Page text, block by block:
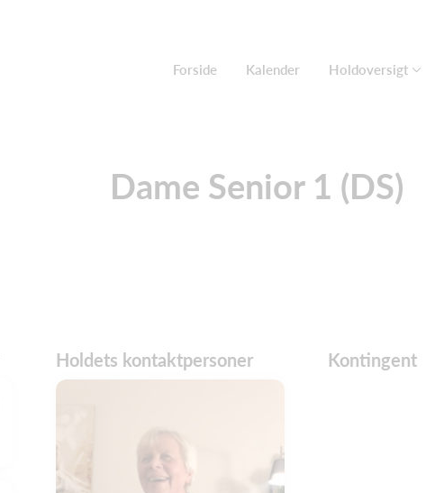
Forside Kalender Holdoversigt
Dame Senior 1 (DS)
Holdets kontaktpersoner Kontingent